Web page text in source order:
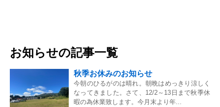
お知らせの記事一覧
秋季お休みのお知らせ
今朝のひるがのは晴れ。朝晩はめっきり涼しく
なってきました。さて、12/2～13日まで秋季休
暇の為休業致します。今月末より年...